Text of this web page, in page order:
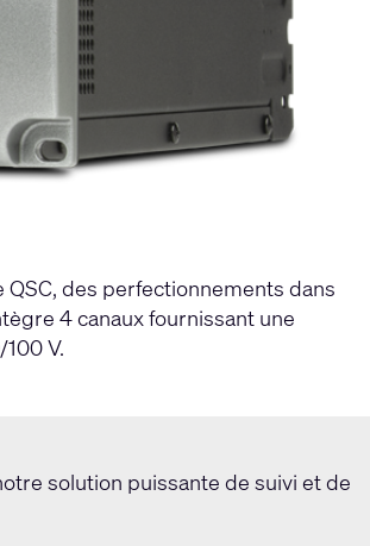
des perfectionnements dans
4 canaux fournissant une
V.
solution puissante de suivi et de